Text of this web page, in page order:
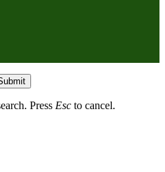
Press Esc to cancel.